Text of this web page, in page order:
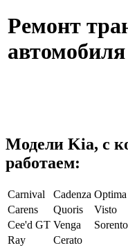
Ремонт
Модели Kia, с
работаем:
Carnival Cadenza Optima
Carens
Quoris Visto
Cee'd GT Venga Sorento
Ray
Cerato